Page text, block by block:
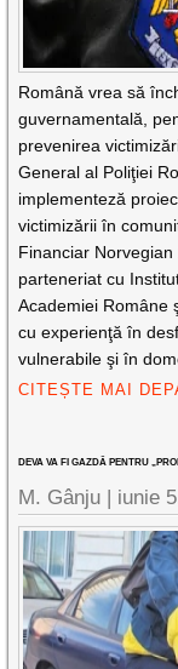
Română vrea să
guvernamentală,
prevenirea
General al Poliţiei
implementeză
victimizării în
Financiar
parteneriat cu
Academiei Române
cu experienţă în
vulnerabile şi în
CITEȘTE MAI
DEVA VA FI GAZDĂ PENTRU
M. Gânju | iunie